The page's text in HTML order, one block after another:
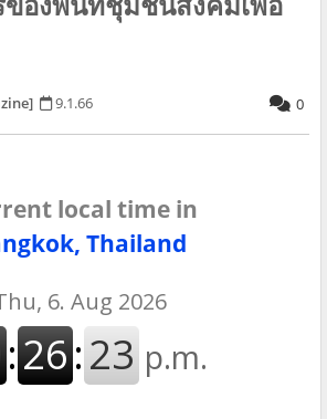
9.1.66 0
local time in
Thailand